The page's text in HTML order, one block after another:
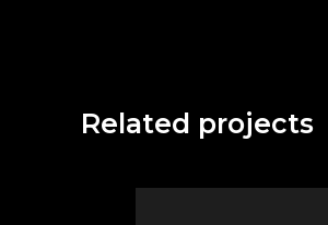
Related projects